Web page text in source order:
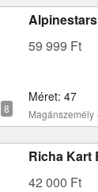
59 999 Ft
Méret: 47
Magánszemély
Richa Kart
42 000 Ft